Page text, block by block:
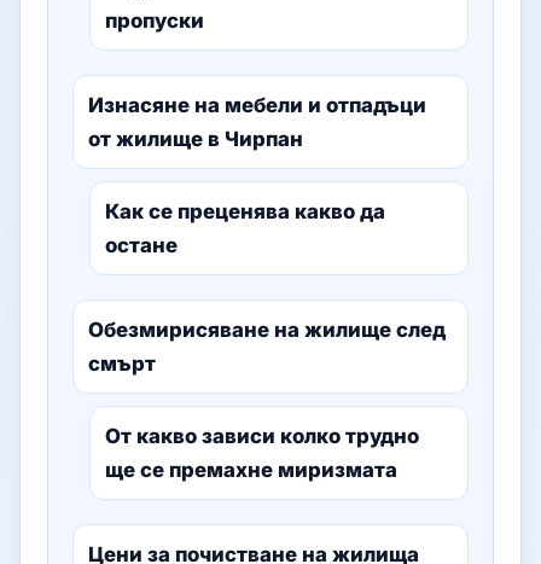
пропуски
Изнасяне на мебели и отпадъци
от жилище в Чирпан
Как се преценява какво да
остане
Обезмирисяване на жилище след
смърт
От какво зависи колко трудно
ще се премахне миризмата
Цени за почистване на жилища